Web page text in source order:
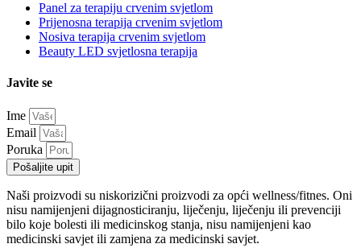
Panel za terapiju crvenim svjetlom
Prijenosna terapija crvenim svjetlom
Nosiva terapija crvenim svjetlom
Beauty LED svjetlosna terapija
Javite se
Ime
Email
Poruka
Pošaljite upit
Naši proizvodi su niskorizični proizvodi za opći wellness/fitnes. Oni
nisu namijenjeni dijagnosticiranju, liječenju, liječenju ili prevenciji
bilo koje bolesti ili medicinskog stanja, nisu namijenjeni kao
medicinski savjet ili zamjena za medicinski savjet.